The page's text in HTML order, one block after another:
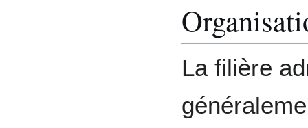
La filière